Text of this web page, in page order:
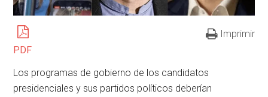
PDF
Imprimir
Los programas de gobierno de los candidatos
presidenciales y sus partidos políticos deberían